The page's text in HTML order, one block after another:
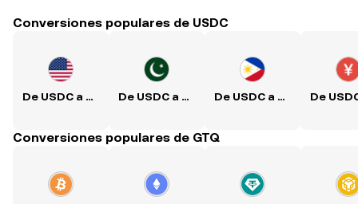
Conversiones populares de USDC
De USDC a USD De USDC a PKR De USDC a PHP
Conversiones populares de GTQ